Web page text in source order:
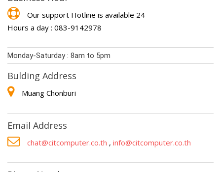
Our support Hotline is available 24
Hours a day : 083-9142978
Monday-Saturday : 8am to 5pm
Bulding Address
Muang Chonburi
Email Address
chat@citcomputer.co.th , info@citcomputer.co.th